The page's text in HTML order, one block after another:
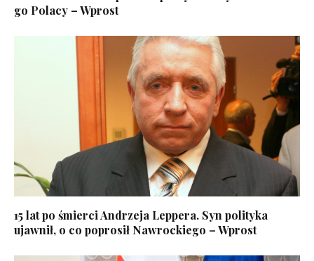
go Polacy – Wprost
15 lat po śmierci Andrzeja Leppera. Syn polityka
ujawnił, o co poprosił Nawrockiego – Wprost